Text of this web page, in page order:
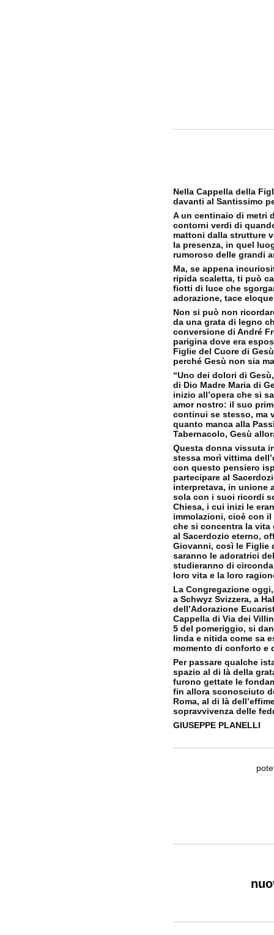
Nella Cappella della
davanti al Santissimo
A un centinaio di metri
contorni verdi di
mattoni dalla strutture
la presenza, in quel
rumoroso delle grandi
Ma, se appena
ripida scaletta, ti può
fiotti di luce che
adorazione, tace
Non si può non
da una grata di legno
conversione di André
parigina dove era
Figlie del Cuore di
perché Gesù non sia
“Uno dei dolori di
di Dio Madre Maria di
inizio all’opera che si
amor nostro: il suo
continui se stesso, ma
quanto manca alla
Tabernacolo, Gesù
Questa donna vissuta
stessa morì vittima
con questo pensiero
partecipare al
interpretava, in unione
sola con i suoi ricordi
Chiesa, i cui inizi le
immolazioni, cioè con il
che si concentra la vita
al Sacerdozio eterno,
Giovanni, così le Figlie
saranno le adoratrici
studieranno di
loro vita e la loro
La Congregazione
a Schwyz Svizzera, a
dell’Adorazione
Cappella di Via dei
5 del pomeriggio, si
linda e nitida come sa
momento di conforto e
Per passare qualche
spazio al di là della
furono gettate le
fin allora sconosciuto
Roma, al di là
sopravvivenza delle
GIUSEPPE PLANELLI